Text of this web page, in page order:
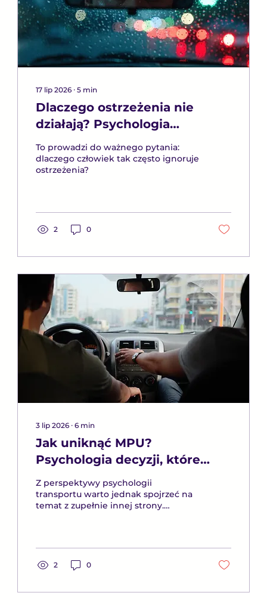
17 lip 2026∙ 5 min
Dlaczego ostrzeżenia nie
działają? Psychologia
ignorowania mandatów,
punktów karnych i sygnałów
ostrzegawczych
To prowadzi do ważnego pytania:
dlaczego człowiek tak często ignoruje
ostrzeżenia?
2 0
3 lip 2026∙ 6 min
Jak uniknąć MPU?
Psychologia decyzji, które
chronią przed utratą prawa
jazdy
Z perspektywy psychologii
transportu warto jednak spojrzeć na
temat z zupełnie innej strony.
nigdy nie znaleźć się w sytuacji, która
prowadzi do konieczności
przechodzenia tej procedury?
2 0